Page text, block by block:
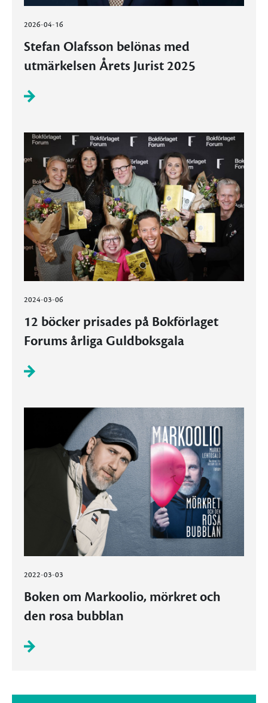
2026-04-16
Stefan Olafsson belönas med
utmärkelsen Årets Jurist 2025
2024-03-06
12 böcker prisades på Bokförlaget
Forums årliga Guldboksgala
2022-03-03
Boken om Markoolio, mörkret och
den rosa bubblan